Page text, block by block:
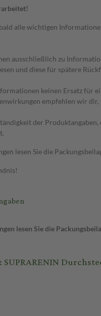
alle wichtigen
ausschließlich zu
und diese für spätere
keinen Ersatz für
empfehlen wir
der
lesen Sie die
lesen Sie die